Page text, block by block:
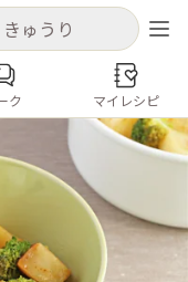
キャンセル
きます
新規登録
キャンセル
コンテンツ
うもろこし
ク マイレシピ